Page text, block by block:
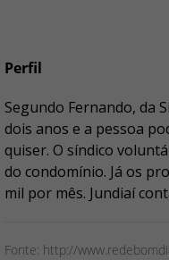
Perfil
Segundo Fernando, da
dois anos e a pessoa
quiser. O síndico
do condomínio. Já os
mil por mês. Jundiaí
Fonte: http://